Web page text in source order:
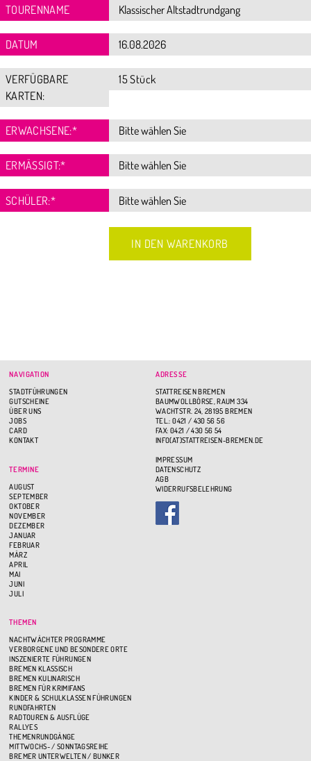
TOURENNAME
DATUM
VERFÜGBARE
KARTEN:
15 Stück
ERWACHSENE:*
ERMÄSSIGT:*
SCHÜLER:*
NAVIGATION
STADTFÜHRUNGEN
GUTSCHEINE
ÜBER UNS
JOBS
CARD
KONTAKT
TERMINE
AUGUST
SEPTEMBER
OKTOBER
NOVEMBER
DEZEMBER
JANUAR
FEBRUAR
MÄRZ
APRIL
MAI
JUNI
JULI
THEMEN
NACHTWÄCHTER PROGRAMME
VERBORGENE UND BESONDERE ORTE
INSZENIERTE FÜHRUNGEN
BREMEN KLASSISCH
BREMEN KULINARISCH
BREMEN FÜR KRIMIFANS
KINDER & SCHULKLASSEN FÜHRUNGEN
RUNDFAHRTEN
RADTOUREN & AUSFLÜGE
RALLYES
THEMENRUNDGÄNGE
MITTWOCHS- / SONNTAGSREIHE
BREMER UNTERWELTEN / BUNKER
ADRESSE
STATTREISEN BREMEN
BAUMWOLLBÖRSE, RAUM 334
WACHTSTR. 24, 28195 BREMEN
TEL.: 0421 / 430 56 56
FAX: 0421 / 430 56 54
INFO(AT)STATTREISEN-BREMEN.DE
IMPRESSUM
DATENSCHUTZ
AGB
WIDERRUFSBELEHRUNG